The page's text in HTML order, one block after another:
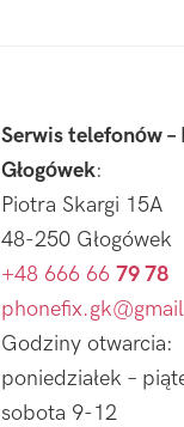
Serwis telefonów –
Głogówek:
Piotra Skargi 15A
48-250 Głogówek
+48 666 66 79 78
Godziny otwarcia:
poniedziałek –
sobota 9-12